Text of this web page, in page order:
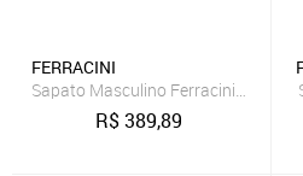
FERRACINI
Sapato Masculino Ferracini 24h
R$389,89